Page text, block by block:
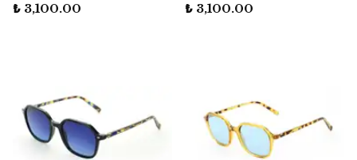
₺ 3,100.00 ₺ 3,100.00